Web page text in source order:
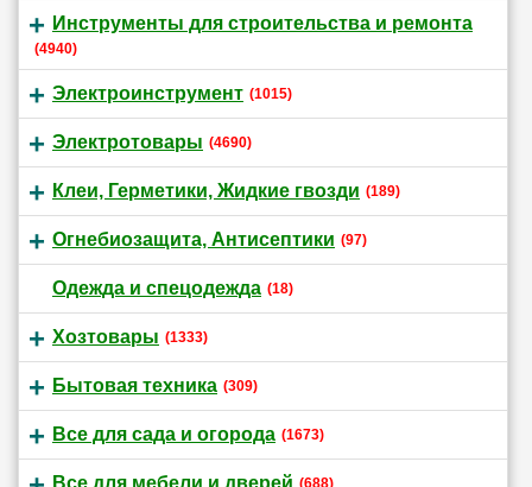
Инструменты для строительства и ремонта
(4940)
Электроинструмент (1015)
Электротовары (4690)
Клеи, Герметики, Жидкие гвозди (189)
Огнебиозащита, Антисептики (97)
Одежда и спецодежда (18)
Хозтовары (1333)
Бытовая техника (309)
Все для сада и огорода (1673)
(688)